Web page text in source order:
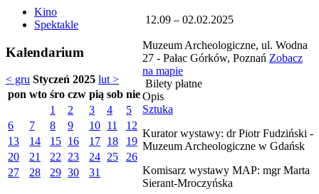
Kino
Spektakle
Kalendarium
< gru Styczeń 2025 lut >
pon wto śro czw pią sob nie
1
2 3 4
5
6
7 8 9 10 11
12
13
14 15 16 17 18
19
20
21 22 23 24 25
26
27
28 29 30 31
12.09 – 02.02.2025
Muzeum Archeologiczne, ul. Wodna
27 - Pałac Górków, Poznań Zobacz
na mapie
Bilety płatne
Opis
Sztuka
Kurator wystawy: dr Piotr Fudziński -
Muzeum Archeologiczne w Gdańsk
Komisarz wystawy MAP: mgr Marta
Sierant-Mroczyńska